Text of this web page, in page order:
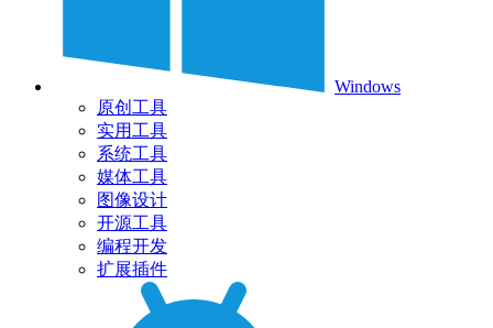
Windows
原创工具
实用工具
系统工具
媒体工具
图像设计
开源工具
编程开发
扩展插件